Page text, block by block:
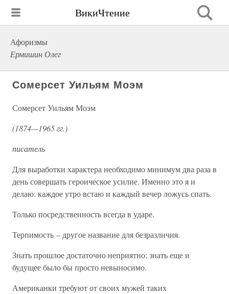
ВикиЧтение
Афоризмы
Ермишин Олег
Сомерсет Уильям Моэм
Сомерсет Уильям Моэм
(1874—1965 гг.)
писатель
Для выработки характера необходимо минимум два раза в
день совершать героическое усилие. Именно это я и
делаю: каждое утро встаю и каждый вечер ложусь спать.
Только посредственность всегда в ударе.
Терпимость – другое название для безразличия.
Знать прошлое достаточно неприятно; знать еще и
будущее было бы просто невыносимо.
Американки требуют от своих мужей таких